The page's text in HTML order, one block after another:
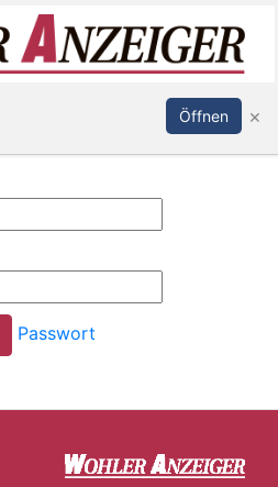
Abonnieren Anmelden
Passwort
Öffnen ×